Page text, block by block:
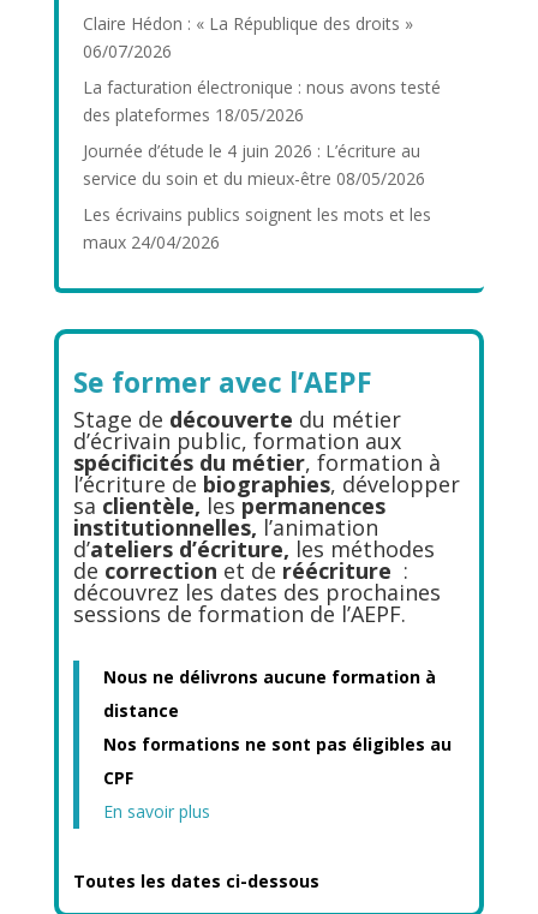
Claire Hédon : « La République des droits »
06/07/2026
La facturation électronique : nous avons testé
des plateformes 18/05/2026
Journée d’étude le 4 juin 2026 : L’écriture au
service du soin et du mieux-être 08/05/2026
Les écrivains publics soignent les mots et les
maux 24/04/2026
Se former avec l’AEPF
Stage de découverte du métier
d’écrivain public, formation aux
spécificités du métier, formation à
l’écriture de biographies, développer
sa clientèle, lespermanences
institutionnelles, l’animation
d’ateliers d’écriture, les méthodes
de correction et de réécriture :
découvrez les dates des prochaines
sessions de formation de l’AEPF.
Nous ne délivrons aucune formation à
distance
Nos formations ne sont pas éligibles au
CPF
En savoir plus
Toutes les dates ci-dessous